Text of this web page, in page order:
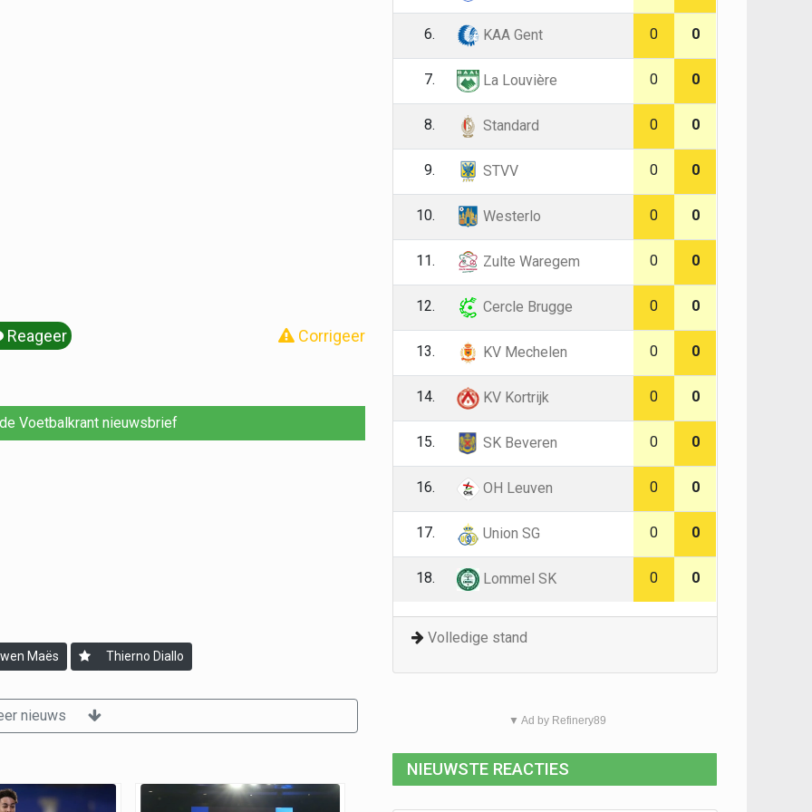
Reageer Corrigeer
Voetbalkrant nieuwsbrief
Maës Thierno Diallo
nieuws
6. KAA Gent 0 0
7. La Louvière 0 0
8. Standard 0 0
9. STVV 0 0
10. Westerlo 0 0
11. Zulte Waregem 0 0
12. Cercle Brugge 0 0
13. KV Mechelen 0 0
14. KV Kortrijk 0 0
15. SK Beveren 0 0
16. OH Leuven 0 0
17. Union SG 0 0
18. Lommel SK 0 0
Volledige stand
▼ Ad by Refinery89
NIEUWSTE REACTIES